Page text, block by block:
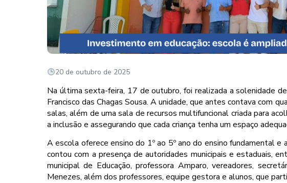
20 de outubro de 2025
Na última sexta-feira, 17 de outubro, foi realizada a solenidade
Francisco das Chagas Sousa. A unidade, que antes contava com
salas, além de uma sala de recursos multifuncional criada para
a inclusão e assegurando que cada criança tenha um espaço
A escola oferece ensino do 1º ao 5º ano do ensino fundamental
contou com a presença de autoridades municipais e estaduais,
municipal de Educação, professora Amparo, vereadores,
Menezes, além dos professores, equipe gestora e alunos, que